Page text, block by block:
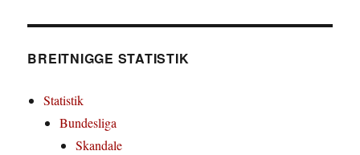
BREITNIGGE STATISTIK
Statistik
Bundesliga
Skandale